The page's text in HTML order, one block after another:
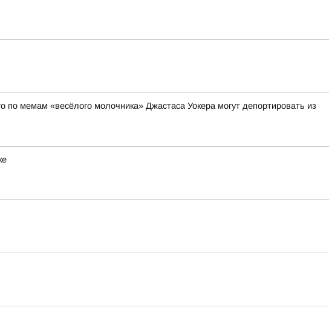
мемам «весёлого молочника» Джастаса Уокера могут депортировать из